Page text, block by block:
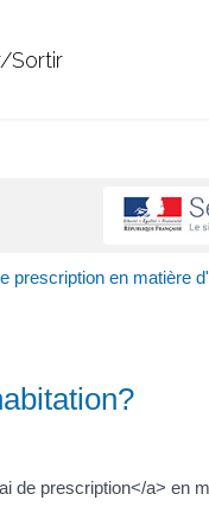
Sortir
prescription en matière
de prescription</a> en